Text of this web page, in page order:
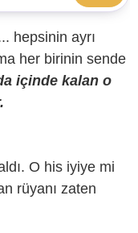
hepsinin ayrı
her birinin sende
içinde kalan o
O his iyiye mi
rüyanı zaten